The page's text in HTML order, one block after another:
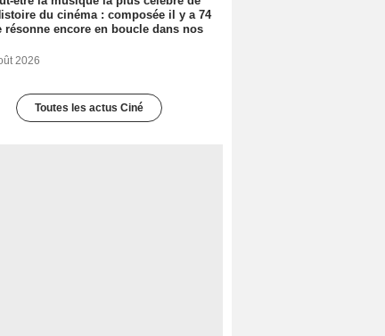
du cinéma : composée il y a 74
résonne encore en boucle dans nos
2026
Toutes les actus Ciné